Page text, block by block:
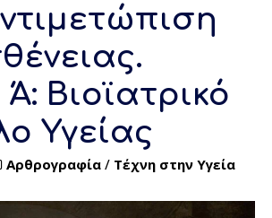
Bιοϊατρικό
Yγείας
Αρθρογραφία / Τέχνη στην Υγεία